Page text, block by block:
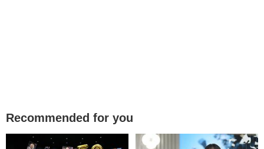
Recommended for you